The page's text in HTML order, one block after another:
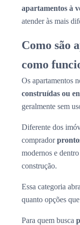
apartamentos à
atender às mais
Como são
como
Os apartamentos
construídas ou
geralmente sem
Diferente dos
comprador
modernos e
construção.
Essa categoria
quanto opções
Para quem busca